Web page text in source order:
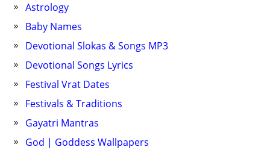
Astrology
Baby Names
Devotional Slokas & Songs MP3
Devotional Songs Lyrics
Festival Vrat Dates
Festivals & Traditions
Gayatri Mantras
God | Goddess Wallpapers